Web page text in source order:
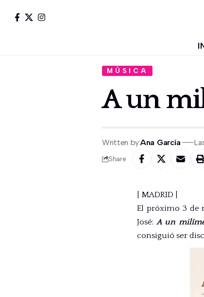
MÚSICA
A un
Written by:Ana García
Share
| MADRID |
El próximo 3 de
José:A un
consiguió ser